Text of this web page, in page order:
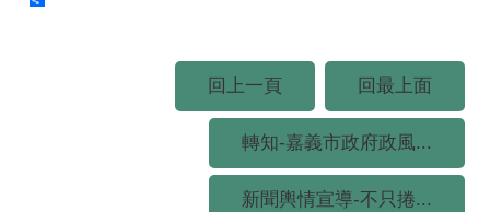
回上一頁 回最上面
轉知-嘉義市政府政風...
新聞輿情宣導-不只捲...